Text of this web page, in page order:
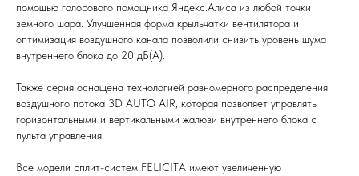
помощью голосового помощника Яндекс.Алиса из любой точки
земного шара. Улучшенная форма крыльчатки вентилятора и
оптимизация воздушного канала позволили снизить уровень шума
внутреннего блока до 20 дБ(А).
Также серия оснащена технологией равномерного распределения
воздушного потока 3D AUTO AIR, которая позволяет управлять
горизонтальными и вертикальными жалюзи внутреннего блока с
пульта управления.
Все модели сплит-систем FELICITA имеют увеличенную
Не нашли то, что искали или
затрудняетесь в выборе?
Оставьте заявку, и мы подберем
вам нужный товар
Мы всегда рады вам помочь